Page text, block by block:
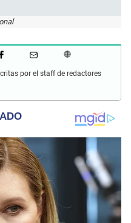
por el staff de redactores